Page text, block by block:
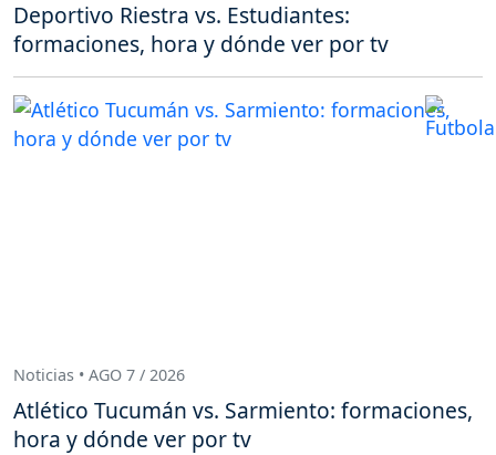
Deportivo Riestra vs. Estudiantes:
formaciones, hora y dónde ver por tv
Noticias • AGO 7 / 2026
Atlético Tucumán vs. Sarmiento: formaciones,
hora y dónde ver por tv